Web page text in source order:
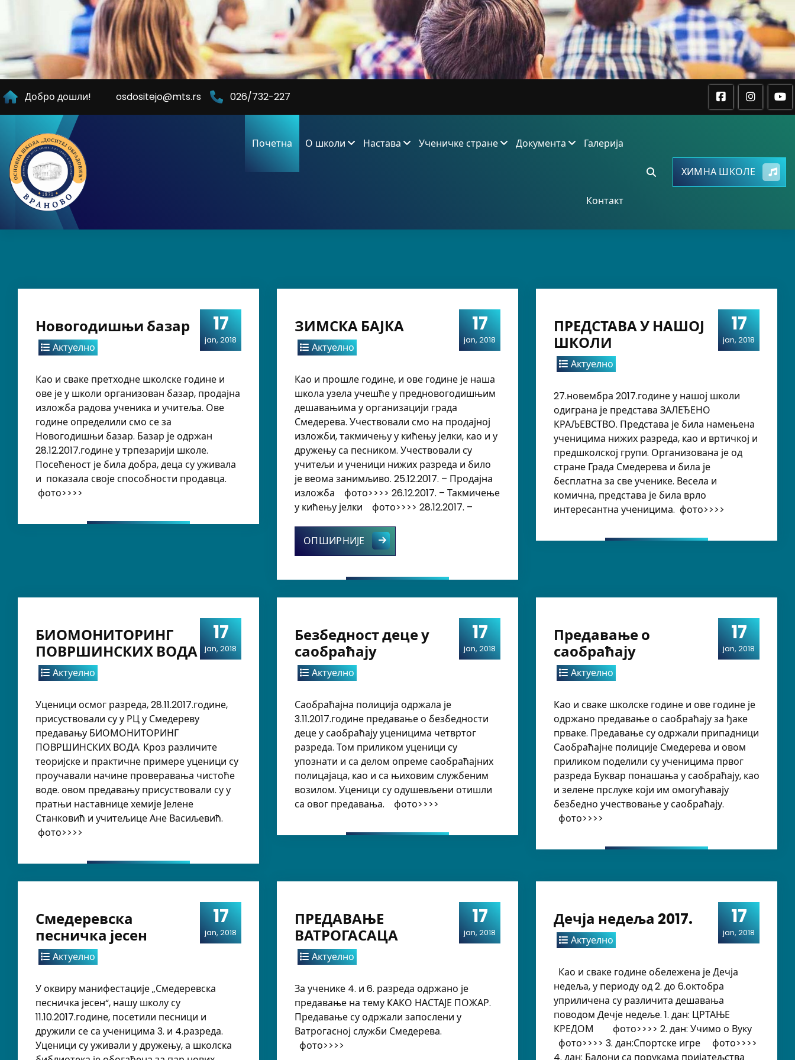
Добро дошли! osdositejo@mts.rs 026/732-227
Почетна О школи Настава Ученичке стране Документа Галерија
Контакт
ХИМНА ШКОЛЕ
17
jan, 2018
Новогодишњи базар
Актуелно
Као и сваке претходне школске године и
ове је у школи организован базар, продајна
изложба радова ученика и учитеља. Ове
године определили смо се за
Новогодишњи базар. Базар је одржан
28.12.2017.године у трпезарији школе.
Посећеност је била добра, деца су уживала
и показала своје способности продавца.
фото>>>>
17
jan, 2018
ЗИМСКА БАЈКА
Актуелно
Као и прошле године, и ове године је наша
школа узела учешће у предновогодишњим
дешавањима у организацији града
Смедерева. Учествовали смо на продајној
изложби, такмичењу у кићењу јелки, као и у
дружењу са песником. Учествовали су
учитељи и ученици нижих разреда и било
је веома занимљиво. 25.12.2017. – Продајна
изложба фото>>>> 26.12.2017. – Такмичење
у кићењу јелки фото>>>> 28.12.2017. –
ОПШИРНИЈЕ ЗИМСКА БАЈКА
17
jan, 2018
ПРЕДСТАВА У НАШОЈ
ШКОЛИ
Актуелно
27.новембра 2017.године у нашој школи
одиграна је представа ЗАЛЕЂЕНО
КРАЉЕВСТВО. Представа је била намењена
ученицима нижих разреда, као и вртичкој и
предшколској групи. Организована је од
стране Града Смедерева и била је
бесплатна за све ученике. Весела и
комична, представа је била врло
интересантна ученицима. фото>>>>
17
jan, 2018
БИОМОНИТОРИНГ
ПОВРШИНСКИХ ВОДА
Актуелно
Уценици осмог разреда, 28.11.2017.године,
присуствовали су у РЦ у Смедереву
предавању БИОМОНИТОРИНГ
ПОВРШИНСКИХ ВОДА. Кроз различите
теоријске и практичне примере уценици су
проучавали начине проверавања чистоће
воде. овом предавању присуствовали су у
пратњи наставнице хемије Јелене
Станковић и учитељице Ане Васиљевић.
фото>>>>
17
jan, 2018
Безбедност деце у
саобраћају
Актуелно
Саобраћајна полиција одржала је
3.11.2017.године предавање о безбедности
деце у саобраћају уценицима четвртог
разреда. Том приликом уценици су
упознати и са делом опреме саобраћајних
полицајаца, као и са њиховим службеним
возилом. Уценици су одушевљени отишли
са овог предавања. фото>>>>
17
jan, 2018
Предавање о
саобраћају
Актуелно
Као и сваке школске године и ове године је
одржано предавање о саобраћају за ђаке
прваке. Предавање су одржали припадници
Саобраћајне полиције Смедерева и овом
приликом поделили су ученицима првог
разреда Буквар понашања у саобраћају, као
и зелене прслуке који им омогућавају
безбедно учествовање у саобраћају.
фото>>>>
17
jan, 2018
Смедеревска
песничка јесен
Актуелно
У оквиру манифестације „Смедеревска
песничка јесен“, нашу школу су
11.10.2017.године, посетили песници и
дружили се са ученицима 3. и 4.разреда.
Уценици су уживали у дружењу, а школска
17
jan, 2018
ПРЕДАВАЊЕ
ВАТРОГАСАЦА
Актуелно
За ученике 4. и 6. разреда одржано је
предавање на тему КАКО НАСТАЈЕ ПОЖАР.
Предавање су одржали запослени у
Ватрогасној служби Смедерева.
фото>>>>
17
jan, 2018
Дечја недеља 2017.
Актуелно
Као и сваке године обележена је Дечја
недеља, у периоду од 2. до 6.октобра
уприличена су различита дешавања
поводом Дечје недеље. 1. дан: ЦРТАЊЕ
КРЕДОМ фото>>>> 2. дан: Учимо о Вуку
фото>>>> 3. дан:Спортске игре фото>>>>
4. дан: Балони са порукама пријатељства